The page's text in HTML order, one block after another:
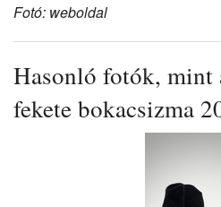
Fotó: weboldal
Hasonló fotók, mint
fekete bokacsizma